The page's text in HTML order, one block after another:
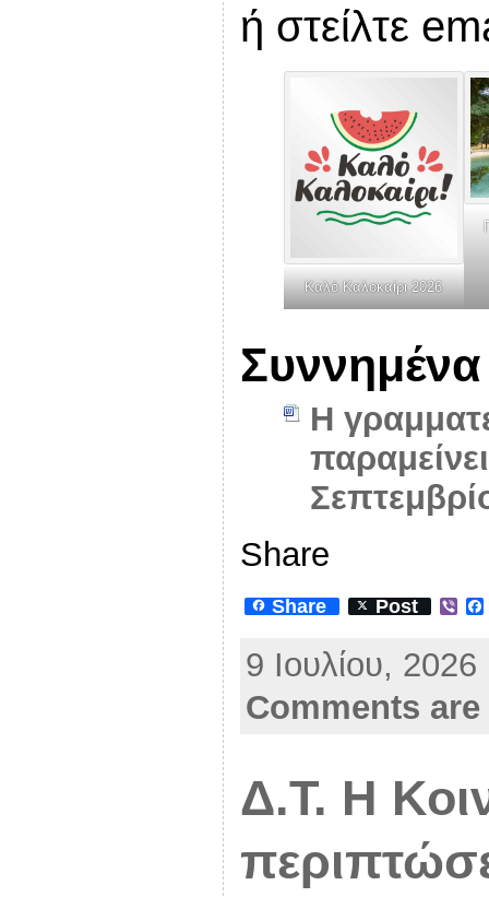
ή στείλτε
Καλό Καλοκαίρι 2026
Συννημένα
Η
Share
Share Post
V
e
r
9 Ιουλίου,
Comments
Δ.Τ. Η